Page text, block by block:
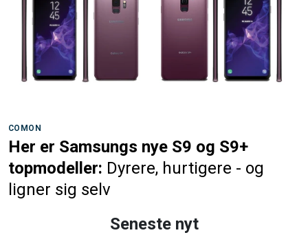
COMON
Her er Samsungs nye S9 og S9+
topmodeller: Dyrere, hurtigere - og
ligner sig selv
Seneste nyt